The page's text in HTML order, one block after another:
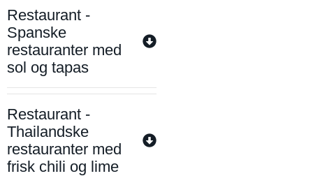
Restaurant -
Spanske
restauranter med
sol og tapas
Restaurant -
Thailandske
restauranter med
frisk chili og lime